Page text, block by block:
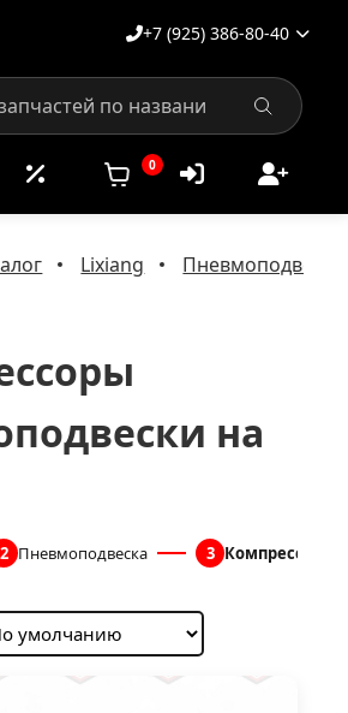
+7 (925) 386-80-40
0
Lixiang
на
2 Пневмоподвеска 3 Компрессоры